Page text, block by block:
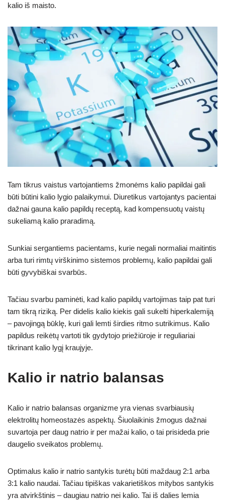
kalio iš maisto.
Tam tikrus vaistus vartojantiems žmonėms kalio papildai gali
būti būtini kalio lygio palaikymui. Diuretikus vartojantys pacientai
dažnai gauna kalio papildų receptą, kad kompensuotų vaistų
sukeliamą kalio praradimą.
Sunkiai sergantiems pacientams, kurie negali normaliai maitintis
arba turi rimtų virškinimo sistemos problemų, kalio papildai gali
būti gyvybiškai svarbūs.
Tačiau svarbu paminėti, kad kalio papildų vartojimas taip pat turi
tam tikrą riziką. Per didelis kalio kiekis gali sukelti hiperkalemiją
– pavojingą būklę, kuri gali lemti širdies ritmo sutrikimus. Kalio
papildus reikėtų vartoti tik gydytojo priežiūroje ir reguliariai
tikrinant kalio lygį kraujyje.
Kalio ir natrio balansas
Kalio ir natrio balansas organizme yra vienas svarbiausių
elektrolitų homeostazės aspektų. Šiuolaikinis žmogus dažnai
suvartoja per daug natrio ir per mažai kalio, o tai prisideda prie
daugelio sveikatos problemų.
Optimalus kalio ir natrio santykis turėtų būti maždaug 2:1 arba
3:1 kalio naudai. Tačiau tipiškas vakarietiškos mitybos santykis
yra atvirkštinis – daugiau natrio nei kalio. Tai iš dalies lemia